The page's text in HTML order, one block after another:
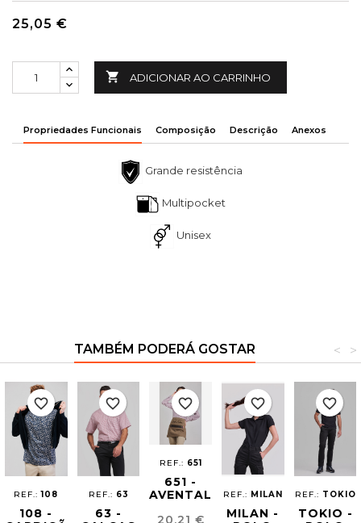
25,05 €
 ADICIONAR AO CARRINHO
Propriedades Funcionais Composição Descrição Anexos
Grande resistência
Multipocket
Unisex
TAMBÉM PODERÁ GOSTAR >
<
REF.:108
108 -
favorite_border
REF.: 63
63 -
favorite_border
REF.: 651
651 -
AVENTAL
Preço
20,21 €
favorite_border
REF.: MILAN
MILAN -
favorite_border
REF.: TOKIO
TOKIO -
favorite_border